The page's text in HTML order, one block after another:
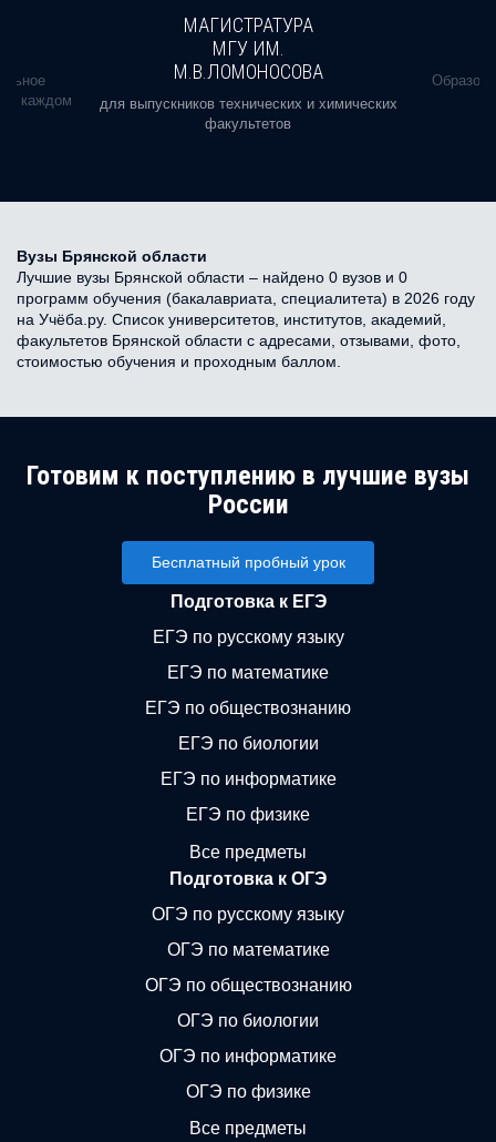
в каждом
МАГИСТРАТУРА
МГУ ИМ.
М.В.ЛОМОНОСОВА
для выпускников технических и химических
факультетов
Вузы Брянской области
Лучшие вузы Брянской области – найдено 0 вузов и 0
программ обучения (бакалавриата, специалитета) в 2026 году
на Учёба.ру. Список университетов, институтов, академий,
факультетов Брянской области с адресами, отзывами, фото,
стоимостью обучения и проходным баллом.
Готовим к поступлению в лучшие вузы
России
Бесплатный пробный урок
Подготовка к ЕГЭ
ЕГЭ по русскому языку
ЕГЭ по математике
ЕГЭ по обществознанию
ЕГЭ по биологии
ЕГЭ по информатике
ЕГЭ по физике
Все предметы
Подготовка к ОГЭ
ОГЭ по русскому языку
ОГЭ по математике
ОГЭ по обществознанию
ОГЭ по биологии
ОГЭ по информатике
ОГЭ по физике
Все предметы